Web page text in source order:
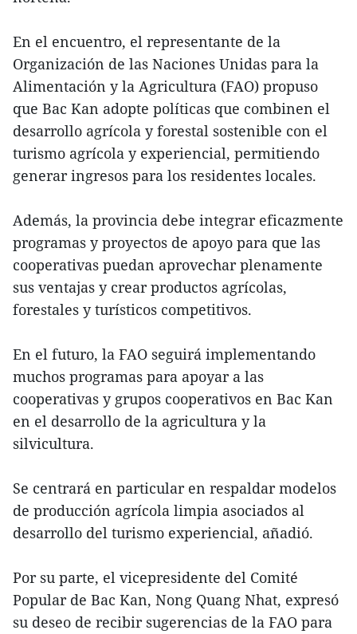
En el encuentro, el representante de la
Organización de las Naciones Unidas para la
Alimentación y la Agricultura (FAO) propuso
que Bac Kan adopte políticas que combinen el
desarrollo agrícola y forestal sostenible con el
turismo agrícola y experiencial, permitiendo
generar ingresos para los residentes locales.
Además, la provincia debe integrar eficazmente
programas y proyectos de apoyo para que las
cooperativas puedan aprovechar plenamente
sus ventajas y crear productos agrícolas,
forestales y turísticos competitivos.
En el futuro, la FAO seguirá implementando
muchos programas para apoyar a las
cooperativas y grupos cooperativos en Bac Kan
en el desarrollo de la agricultura y la
silvicultura.
Se centrará en particular en respaldar modelos
de producción agrícola limpia asociados al
desarrollo del turismo experiencial, añadió.
Por su parte, el vicepresidente del Comité
Popular de Bac Kan, Nong Quang Nhat, expresó
su deseo de recibir sugerencias de la FAO para